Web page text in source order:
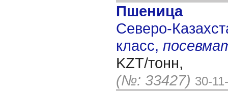
Пшеница
Северо-
класс,
KZT/тонн,
(№: 33427) 30-